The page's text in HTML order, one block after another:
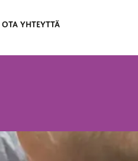
OTA YHTEYTTÄ